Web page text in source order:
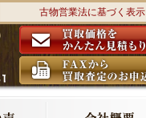
古物営業法に基づく表示